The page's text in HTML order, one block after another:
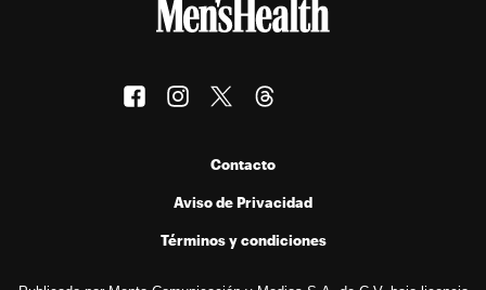
Contacto
Aviso de Privacidad
Términos y condiciones